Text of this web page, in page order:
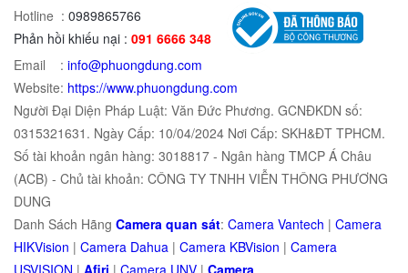
Hotline : 0989865766
Phản hồi khiếu nại : 091 6666 348
Email : info@phuongdung.com
Website: https://www.phuongdung.com
Người Đại Diện Pháp Luật: Văn Đức Phương. GCNĐKDN số:
0315321631. Ngày Cấp: 10/04/2024 Nơi Cấp: SKH&ĐT TPHCM.
Số tài khoản ngân hàng: 3018817 - Ngân hàng TMCP Á Châu
(ACB) - Chủ tài khoản: CÔNG TY TNHH VIỄN THÔNG PHƯƠNG
DUNG
Danh Sách Hãng Camera quan sát: Camera Vantech | Camera
HIKVision | Camera Dahua | Camera KBVision | Camera
USVISION | Afiri | Camera UNV | Camera